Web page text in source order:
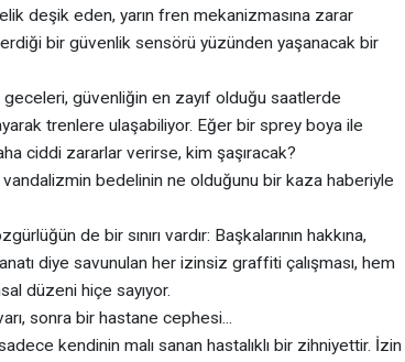
deşik eden, yarın fren mekanizmasına zarar
bir güvenlik sensörü yüzünden yaşanacak bir
güvenliğin en zayıf olduğu saatlerde
trenlere ulaşabiliyor. Eğer bir sprey boya ile
ciddi zararlar verirse, kim şaşıracak?
vandalizmin bedelinin ne olduğunu bir kaza haberiyle
de bir sınırı vardır: Başkalarının hakkına,
diye savunulan her izinsiz graffiti çalışması, hem
düzeni hiçe sayıyor.
sonra bir hastane cephesi...
kendinin malı sanan hastalıklı bir zihniyettir. İzin